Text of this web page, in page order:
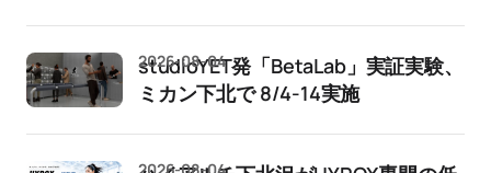
studioYET発「BetaLab」実証実験、
ミカン下北で 8/4-14実施
2026-08-04